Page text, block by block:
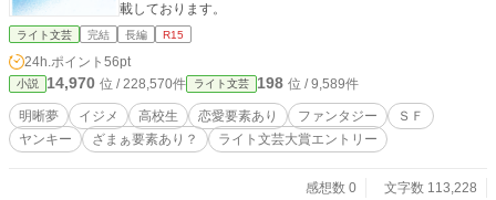
載しております。
ライト文芸 完結 長編 R15
24h.ポイント 56pt
小説 14,970 位 / 228,570件 ライト文芸 198 位 / 9,589件
明晰夢 イジメ 高校生 恋愛要素あり ファンタジー
ＳＦ
ヤンキー
ざまぁ要素あり？ ライト文芸大賞エントリー
感想数 0 文字数 113,228